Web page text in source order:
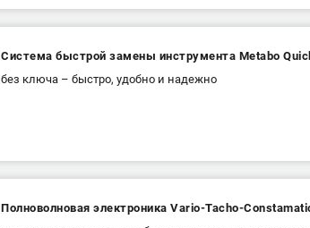
Система быстрой замены инструмента Metabo
без ключа – быстро, удобно и надежно
Полноволновая электроника Vario-Tacho-